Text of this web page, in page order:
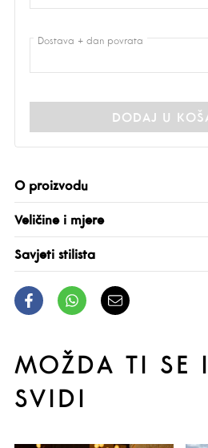
Dostava + dan povrata
DODAJ U
O proizvodu
Veličine i mjere
Savjeti stilista
MOŽDA TI SE
SVIDI